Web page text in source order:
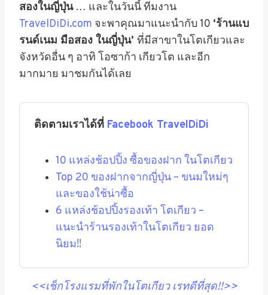
สองในญี่ปุ่น… และในวันนี้ ทีมงาน
TravelDiDi.com จะพาคุณมาแนะนำกับ 10 ‘ร้านแบ
รนด์เนม มือสอง ในญี่ปุ่น’ ที่มีสาขาในโตเกียวและ
จังหวัดอื่น ๆ อาทิ โอซาก้า เกียวโต และอีก
มากมาย มาชมกันได้เลย
ติดตามเราได้ที่ Facebook TravelDiDi
10 แหล่งช้อปปิ้ง ซื้อของฝาก ในโตเกียว
Top 20 ของฝากจากญี่ปุ่น – ขนมใหม่ๆ
และของใช้น่าซื้อ
6 แหล่งช้อปปิ้งรองเท้า โตเกียว –
แนะนำร้านรองเท้าในโตเกียว ยอด
นิยม!!
<<เช็กโรงแรมที่พักในโตเกียว เรทดีที่สุด!!>>